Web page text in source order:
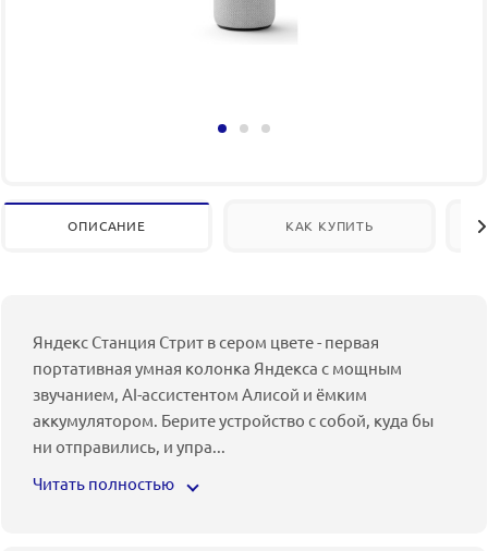
ОПИСАНИЕ КАК КУПИТЬ
Яндекс Станция Стрит в сером цвете - первая
портативная умная колонка Яндекса с мощным
звучанием, AI-ассистентом Алисой и ёмким
аккумулятором. Берите устройство с собой, куда бы
ни отправились, и упра...
Читать полностью